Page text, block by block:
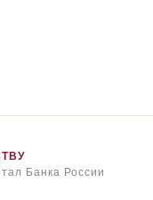
Банка России